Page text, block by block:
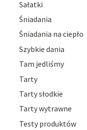
Sałatki
Śniadania
Śniadania na ciepło
Szybkie dania
Tam jedliśmy
Tarty
Tarty słodkie
Tarty wytrawne
Testy produktów